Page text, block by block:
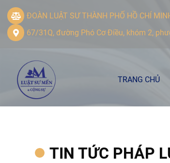
ĐOÀN LUẬT SƯ THÀNH PHỐ HỒ CHÍ
67/31Q, đường Phó Cơ Điều, khóm 2,
TRANG CHỦ
TIN TỨC PHÁP